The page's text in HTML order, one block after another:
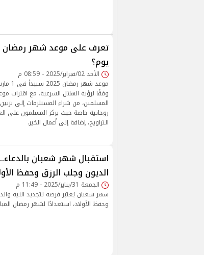
يوم؟
الأحد 02/فبراير/2025 - 08:59 م
وفقًا لرؤية الهلال الشرعية. مع اقتراب
المسلمين، من شراء المستلزمات إلى
روحانية خاصة حيث يركز المسلمون على
التراويح، إضافة إلى أعمال الخير.
استقبال شهر شعبان
الديون وجلب الرزق وحفظ
الجمعة 31/يناير/2025 - 11:49 م
شهر شعبان يُعتبر فرصة لتجديد النية
وحفظ الأولاد، استعدادًا لشهر رمضان